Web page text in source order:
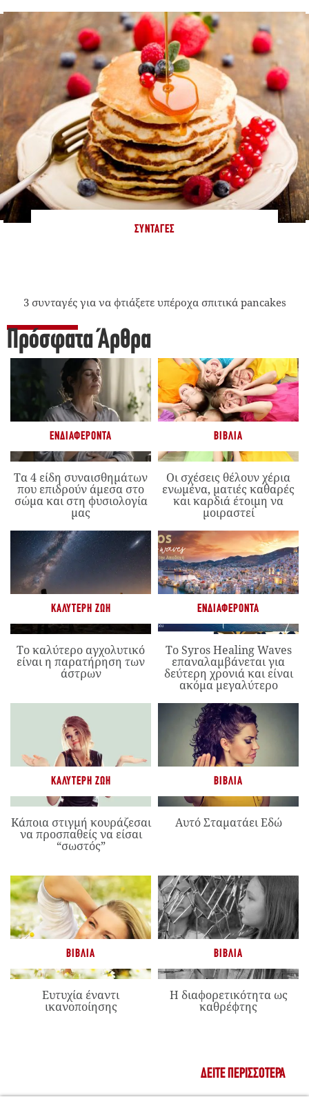
ΣΥΝΤΑΓΈΣ
3 συνταγές για να φτιάξετε υπέροχα σπιτικά pancakes
Πρόσφατα Άρθρα
ΕΝΔΙΑΦΈΡΟΝΤΑ
Τα 4 είδη συναισθημάτων
που επιδρούν άμεσα στο
σώμα και στη φυσιολογία
μας
ΒΙΒΛΊΑ
Οι σχέσεις θέλουν χέρια
ενωμένα, ματιές καθαρές
και καρδιά έτοιμη να
μοιραστεί
ΚΑΛΎΤΕΡΗ ΖΩΉ
Το καλύτερο αγχολυτικό
είναι η παρατήρηση των
άστρων
ΕΝΔΙΑΦΈΡΟΝΤΑ
Το Syros Healing Waves
επαναλαμβάνεται για
δεύτερη χρονιά και είναι
ακόμα μεγαλύτερο
ΚΑΛΎΤΕΡΗ ΖΩΉ
Κάποια στιγμή κουράζεσαι
να προσπαθείς να είσαι
“σωστός”
ΒΙΒΛΊΑ
Αυτό Σταματάει Εδώ
ΒΙΒΛΊΑ
Ευτυχία έναντι
ικανοποίησης
ΒΙΒΛΊΑ
Η διαφορετικότητα ως
καθρέφτης
ΔΕΊΤΕ ΠΕΡΙΣΣΌΤΕΡΑ